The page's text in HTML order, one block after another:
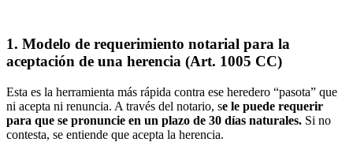
1. Modelo de requerimiento notarial para la
aceptación de una herencia (Art. 1005 CC)
Esta es la herramienta más rápida contra ese heredero “pasota” que
ni acepta ni renuncia. A través del notario, se le puede requerir
para que se pronuncie en un plazo de 30 días naturales. Si no
contesta, se entiende que acepta la herencia.